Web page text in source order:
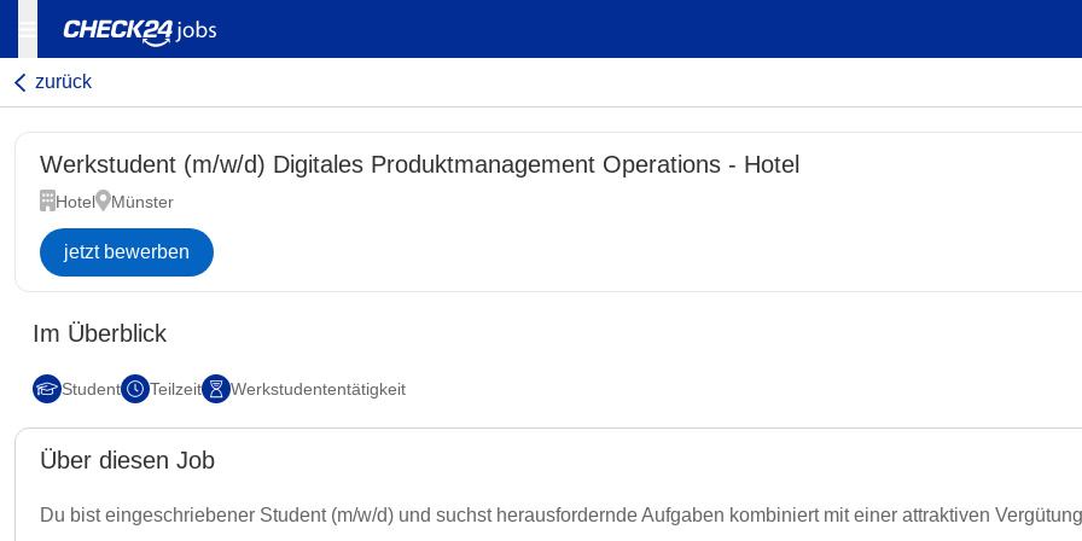
zurück
Werkstudent (m/w/d) Digitales Produktmanagement Operations - Hotel
Hotel Münster
jetzt bewerben
Im Überblick
Student Teilzeit Werkstudententätigkeit
Über diesen Job
Du bist eingeschriebener Student (m/w/d) und suchst herausfordernde Aufgaben kombiniert mit einer attraktiven